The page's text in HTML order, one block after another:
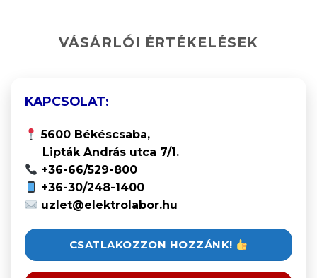
VÁSÁRLÓI ÉRTÉKELÉSEK
KAPCSOLAT:
5600 Békéscsaba,
Lipták András utca 7/1.
+36-66/529-800
+36-30/248-1400
uzlet@elektrolabor.hu
CSATLAKOZZON HOZZÁNK!